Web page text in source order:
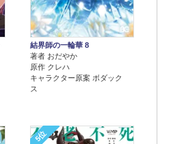
結界師の一輪華 8
著者 おだやか
原作 クレハ
キャラクター原案 ボダック
ス
5位